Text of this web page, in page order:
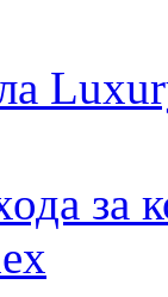
за